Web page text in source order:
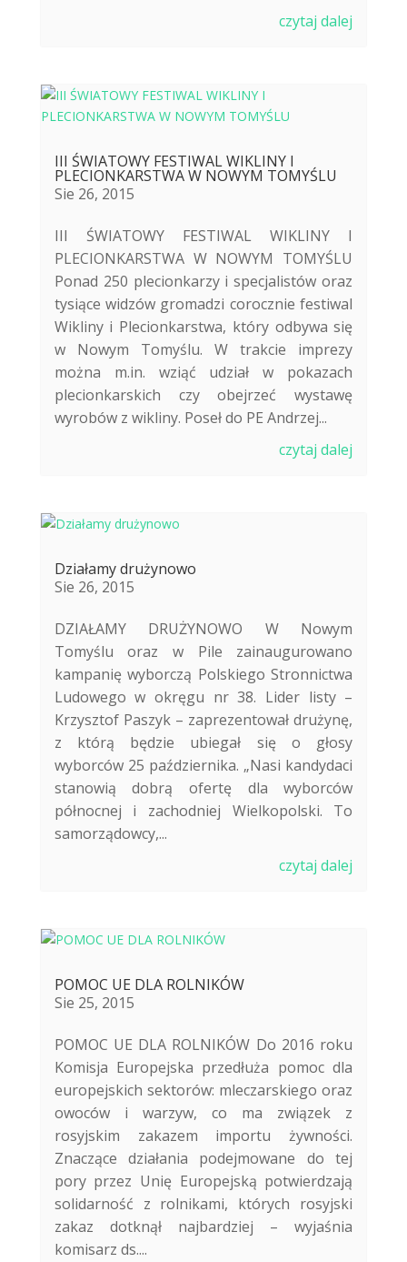
czytaj dalej
III ŚWIATOWY FESTIWAL WIKLINY I
PLECIONKARSTWA W NOWYM TOMYŚLU
Sie 26, 2015
III ŚWIATOWY FESTIWAL WIKLINY I
PLECIONKARSTWA W NOWYM TOMYŚLU
Ponad 250 plecionkarzy i specjalistów oraz
tysiące widzów gromadzi corocznie festiwal
Wikliny i Plecionkarstwa, który odbywa się
w Nowym Tomyślu. W trakcie imprezy
można m.in. wziąć udział w pokazach
plecionkarskich czy obejrzeć wystawę
wyrobów z wikliny. Poseł do PE Andrzej...
czytaj dalej
Działamy drużynowo
Sie 26, 2015
DZIAŁAMY DRUŻYNOWO W Nowym
Tomyślu oraz w Pile zainaugurowano
kampanię wyborczą Polskiego Stronnictwa
Ludowego w okręgu nr 38. Lider listy –
Krzysztof Paszyk – zaprezentował drużynę,
z którą będzie ubiegał się o głosy
wyborców 25 października. „Nasi kandydaci
stanowią dobrą ofertę dla wyborców
północnej i zachodniej Wielkopolski. To
samorządowcy,...
czytaj dalej
POMOC UE DLA ROLNIKÓW
Sie 25, 2015
POMOC UE DLA ROLNIKÓW Do 2016 roku
Komisja Europejska przedłuża pomoc dla
europejskich sektorów: mleczarskiego oraz
owoców i warzyw, co ma związek z
rosyjskim zakazem importu żywności.
Znaczące działania podejmowane do tej
pory przez Unię Europejską potwierdzają
solidarność z rolnikami, których rosyjski
zakaz dotknął najbardziej – wyjaśnia
komisarz ds....